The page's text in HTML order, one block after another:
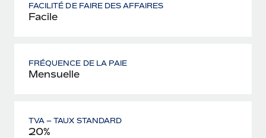
FACILITÉ DE FAIRE DES AFFAIRES
Facile
FRÉQUENCE DE LA PAIE
Mensuelle
TVA – TAUX STANDARD
20%